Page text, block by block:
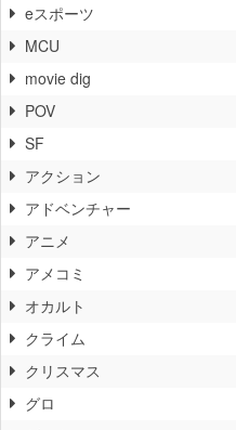
eスポーツ
MCU
movie dig
POV
SF
アクション
アドベンチャー
アニメ
アメコミ
オカルト
クライム
クリスマス
グロ